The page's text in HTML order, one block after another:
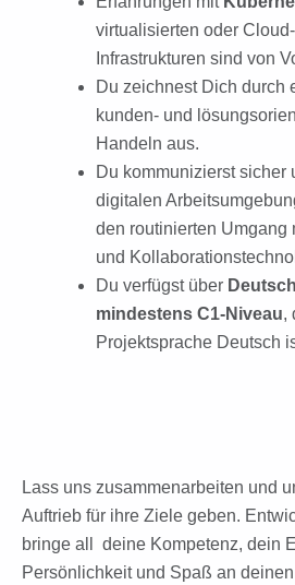
virtualisierten oder
Infrastrukturen sind von
Du zeichnest Dich durch
kunden- und
Handeln aus.
Du kommunizierst sicher
digitalen
den routinierten Umgang
und
Du verfügst über
mindestens C1-Niveau,
Projektsprache Deutsch
Lass uns zusammenarbeiten und
Auftrieb für ihre Ziele geben.
bringe all deine Kompetenz, dein
Persönlichkeit und Spaß an